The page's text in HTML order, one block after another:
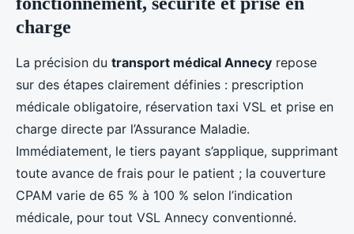
charge
La précision du transport médical Annecy repose
sur des étapes clairement définies : prescription
médicale obligatoire, réservation taxi VSL et prise en
charge directe par l’Assurance Maladie.
Immédiatement, le tiers payant s’applique, supprimant
toute avance de frais pour le patient ; la couverture
CPAM varie de 65 % à 100 % selon l’indication
médicale, pour tout VSL Annecy conventionné.